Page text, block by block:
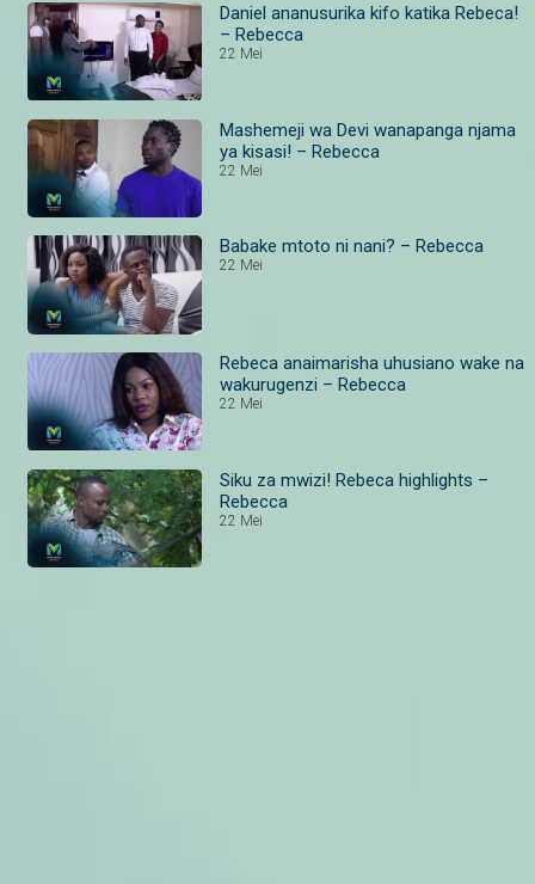
Daniel ananusurika kifo katika Rebeca!
– Rebecca
22 Mei
Mashemeji wa Devi wanapanga njama
ya kisasi! – Rebecca
22 Mei
Babake mtoto ni nani? – Rebecca
22 Mei
Rebeca anaimarisha uhusiano wake na
wakurugenzi – Rebecca
22 Mei
Siku za mwizi! Rebeca highlights –
Rebecca
22 Mei